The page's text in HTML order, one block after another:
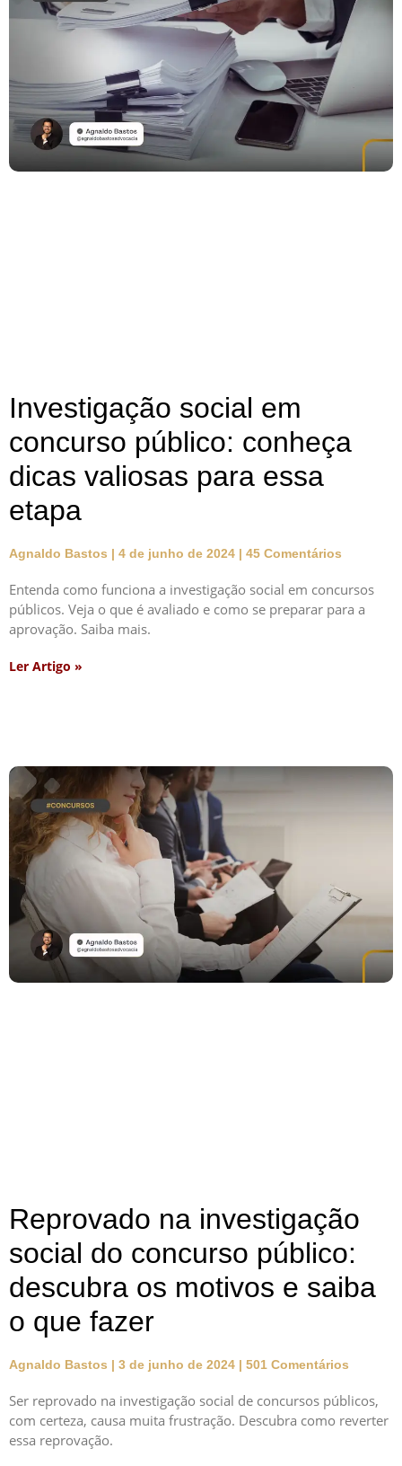
Investigação social em
concurso público: conheça
dicas valiosas para essa
etapa
Agnaldo Bastos 4 de junho de 2024 45 Comentários
Entenda como funciona a investigação social em concursos
públicos. Veja o que é avaliado e como se preparar para a
aprovação. Saiba mais.
Ler Artigo »
Reprovado na investigação
social do concurso público:
descubra os motivos e saiba
o que fazer
Agnaldo Bastos 3 de junho de 2024 501 Comentários
Ser reprovado na investigação social de concursos públicos,
com certeza, causa muita frustração. Descubra como reverter
essa reprovação.